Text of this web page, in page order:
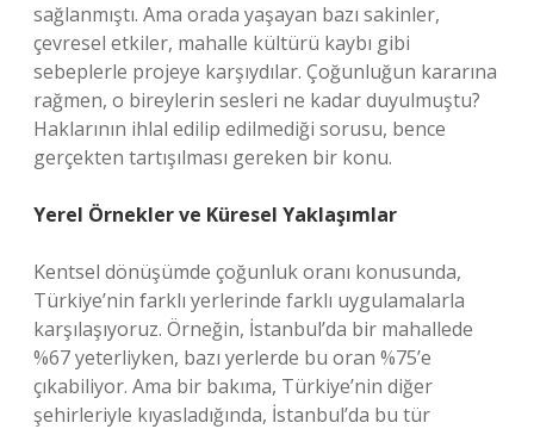
sağlanmıştı. Ama orada yaşayan bazı sakinler,
çevresel etkiler, mahalle kültürü kaybı gibi
sebeplerle projeye karşıydılar. Çoğunluğun kararına
rağmen, o bireylerin sesleri ne kadar duyulmuştu?
Haklarının ihlal edilip edilmediği sorusu, bence
gerçekten tartışılması gereken bir konu.
Yerel Örnekler ve Küresel Yaklaşımlar
Kentsel dönüşümde çoğunluk oranı konusunda,
Türkiye’nin farklı yerlerinde farklı uygulamalarla
karşılaşıyoruz. Örneğin, İstanbul’da bir mahallede
%67 yeterliyken, bazı yerlerde bu oran %75’e
çıkabiliyor. Ama bir bakıma, Türkiye’nin diğer
şehirleriyle kıyasladığında, İstanbul’da bu tür